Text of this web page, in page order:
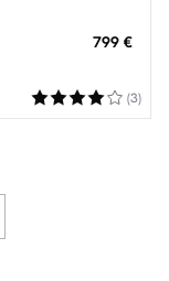
799 €
(3)